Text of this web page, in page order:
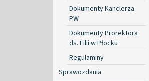
Dokumenty Kanclerza
PW
Dokumenty Prorektora
ds. Filii w Płocku
Regulaminy
Sprawozdania